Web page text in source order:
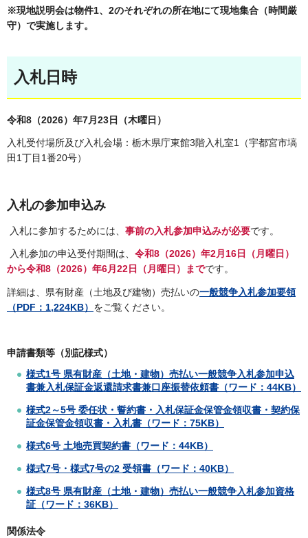
※現地説明会は物件1、2のそれぞれの所在地にて現地集合（時間厳
守）で実施します。
入札日時
令和8（2026）年7月23日（木曜日）
入札受付場所及び入札会場：栃木県庁東館3階入札室1（宇都宮市塙
田1丁目1番20号）
入札の参加申込み
入札に参加するためには、 事前の入札参加申込みが必要です。
入札参加の申込受付期間は、 令和8（2026）年2月16日（月曜日）
から令和8（2026）年6月22日（月曜日）までです。
詳細は、県有財産（土地及び建物）売払いの一般競争入札参加要領
（PDF：1,224KB） をご覧ください。
申請書類等（別記様式）
様式1号 県有財産（土地・建物）売払い一般競争入札参加申込
書兼入札保証金返還請求書兼口座振替依頼書（ワード：44KB）
様式2～5号 委任状・誓約書・入札保証金保管金領収書・契約保
証金保管金領収書・入札書（ワード：75KB）
様式6号 土地売買契約書（ワード：44KB）
様式7号・様式7号の2 受領書（ワード：40KB）
様式8号 県有財産（土地・建物）売払い一般競争入札参加資格
証（ワード：36KB）
関係法令